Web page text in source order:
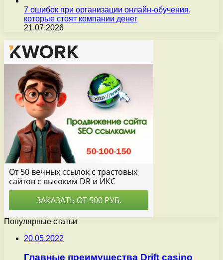
7 ошибок при организации онлайн-обучения,
которые стоят компании денег
21.07.2026
Популярные статьи
20.05.2022
Главные преимущества Drift casino